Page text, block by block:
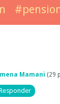
Mamani (29